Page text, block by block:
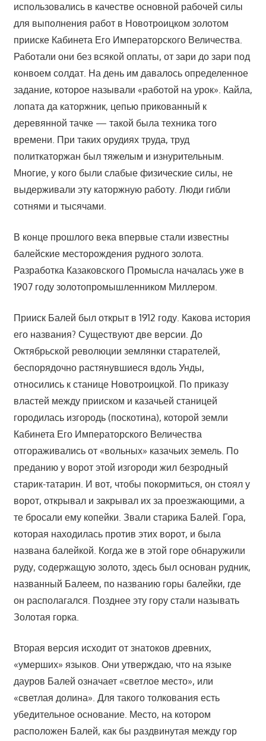
использовались в качестве основной рабочей силы
для выполнения работ в Новотроицком золотом
прииске Кабинета Его Императорского Величества.
Работали они без всякой оплаты, от зари до зари под
конвоем солдат. На день им давалось определенное
задание, которое называли «работой на урок». Кайла,
лопата да каторжник, цепью прикованный к
деревянной тачке — такой была техника того
времени. При таких орудиях труда, труд
политкаторжан был тяжелым и изнурительным.
Многие, у кого были слабые физические силы, не
выдерживали эту каторжную работу. Люди гибли
сотнями и тысячами.
В конце прошлого века впервые стали известны
балейские месторождения рудного золота.
Разработка Казаковского Промысла началась уже в
1907 году золотопромышленником Миллером.
Прииск Балей был открыт в 1912 году. Какова история
его названия? Существуют две версии. До
Октябрьской революции землянки старателей,
беспорядочно растянувшиеся вдоль Унды,
относились к станице Новотроицкой. По приказу
властей между прииском и казачьей станицей
городилась изгородь (поскотина), которой земли
Кабинета Его Императорского Величества
отгораживались от «вольных» казачьих земель. По
преданию у ворот этой изгороди жил безродный
старик-татарин. И вот, чтобы покормиться, он стоял у
ворот, открывал и закрывал их за проезжающими, а
те бросали ему копейки. Звали старика Балей. Гора,
которая находилась против этих ворот, и была
названа балейкой. Когда же в этой горе обнаружили
руду, содержащую золото, здесь был основан рудник,
названный Балеем, по названию горы балейки, где
он располагался. Позднее эту гору стали называть
Золотая горка.
Вторая версия исходит от знатоков древних,
«умерших» языков. Они утверждаю, что на языке
дауров Балей означает «светлое место», или
«светлая долина». Для такого толкования есть
убедительное основание. Место, на котором
расположен Балей, как бы раздвинутая между гор